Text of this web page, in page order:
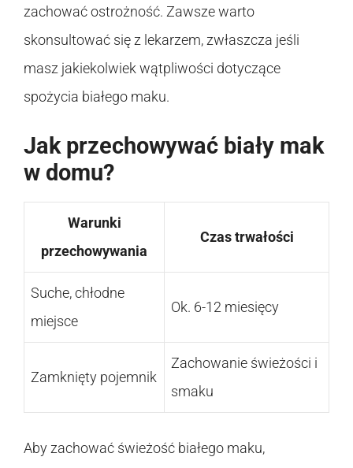
zachować ostrożność. Zawsze warto
skonsultować się z lekarzem, zwłaszcza jeśli
masz jakiekolwiek wątpliwości dotyczące
spożycia białego maku.
Jak przechowywać biały mak
w domu?
Warunki
przechowywania
Czas trwałości
Suche, chłodne
miejsce
Ok. 6-12 miesięcy
Zamknięty pojemnik
Zachowanie świeżości i
smaku
Aby zachować świeżość białego maku,